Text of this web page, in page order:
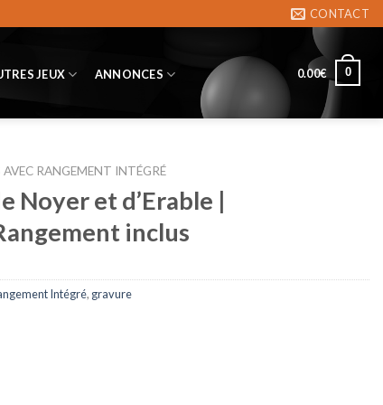
CONTACT
JEUX ANNONCES 0.00€ 0
AVEC RANGEMENT INTÉGRÉ
Noyer et d’Erable |
inclus
Intégré, gravure